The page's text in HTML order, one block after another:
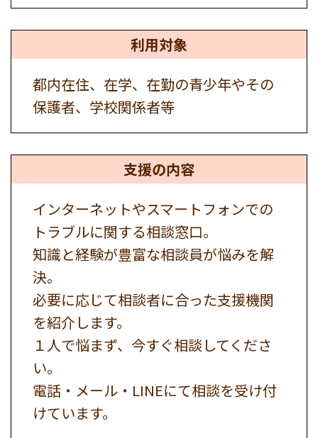
利用対象
都内在住、在学、在勤の青少年やその
保護者、学校関係者等
支援の内容
インターネットやスマートフォンでの
トラブルに関する相談窓口。
知識と経験が豊富な相談員が悩みを解
決。
必要に応じて相談者に合った支援機関
を紹介します。
１人で悩まず、今すぐ相談してくださ
い。
電話・メール・LINEにて相談を受け付
けています。